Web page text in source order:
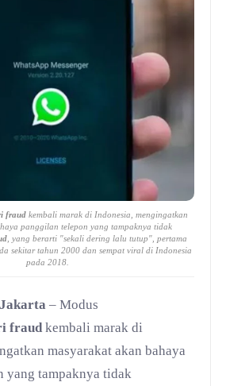
fraud kembali marak di Indonesia, mengingatkan
panggilan telepon yang tampaknya tidak
, yang berarti "sekali dering lalu tutup", pertama
sekitar tahun 2000 dan sempat viral di Indonesia
pada 2018.
– Modus
fraudkembali marak di
masyarakat akan bahaya
yang tampaknya tidak